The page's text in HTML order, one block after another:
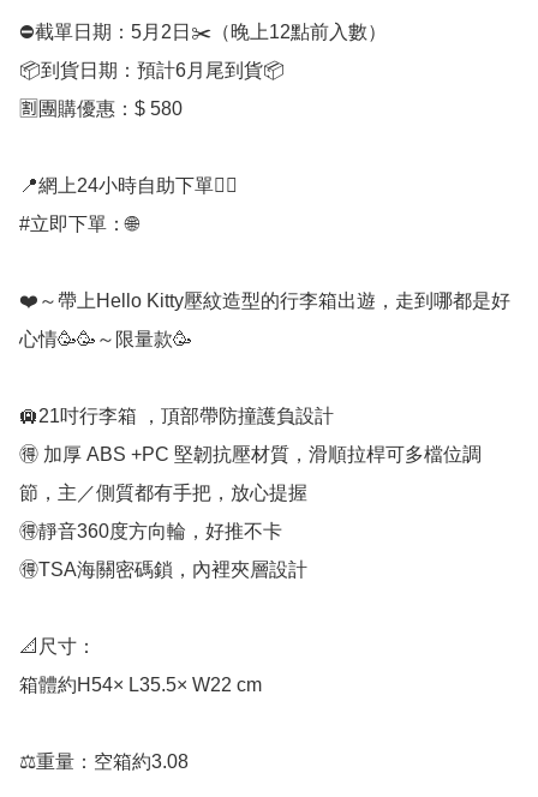
⛔️截單日期：5月2日✂️（晚上12點前入數）
📦到貨日期：預計6月尾到貨📦
🈹團購優惠：$ 580
📍網上24小時自助下單👍🏻
#立即下單：🌐
❤️～帶上Hello Kitty壓紋造型的行李箱出遊，走到哪都是好
心情🥳🥳～限量款🥳
🛄21吋行李箱 ，頂部帶防撞護負設計
🉐 加厚 ABS +PC 堅韌抗壓材質，滑順拉桿可多檔位調
節，主／側質都有手把，放心提握
🉐靜音360度方向輪，好推不卡
🉐TSA海關密碼鎖，內裡夾層設計
📐尺寸：
箱體約H54× L35.5× W22 cm
⚖️重量：空箱約3.08